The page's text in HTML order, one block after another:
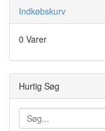
Indkøbskurv
0 Varer
Hurtig Søg